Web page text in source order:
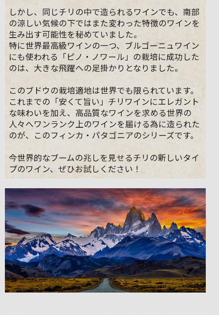
しかし、同じチリの中で造られるワインでも、南部
の涼しい気候の下ではまた変わった特徴のワインを
生み出す可能性を秘めていました。
特に世界最高級ワインの一つ、ブルゴーニュワイン
にも使われる「ピノ・ノワール」の栽培に成功した
のは、大きな飛躍への足掛かりとなりました。
このブドウの栽培適地は世界でも限られています。
これまでの「安くて旨い」チリワインにエレガント
な味わいを加え、高品質なワインを求める世界の
人々へワンランク上のワインを届ける為に造られた
のが、このフィンカ・パタゴニアのシリーズです。
今世界的なブームの兆しを見せるチリの新しいタイ
プのワイン、ぜひお試しください！